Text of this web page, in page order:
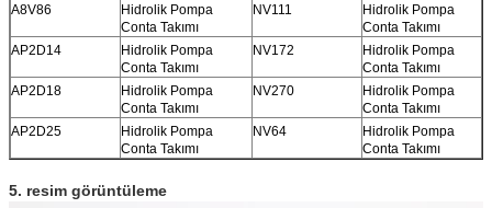
A8V86
Hidrolik Pompa
Conta Takımı
NV111
Hidrolik Pompa
Conta Takımı
AP2D14
Hidrolik Pompa
Conta Takımı
NV172
Hidrolik Pompa
Conta Takımı
AP2D18
Hidrolik Pompa
Conta Takımı
NV270
Hidrolik Pompa
Conta Takımı
AP2D25
Hidrolik Pompa
Conta Takımı
NV64
Hidrolik Pompa
Conta Takımı
5. resim görüntüleme